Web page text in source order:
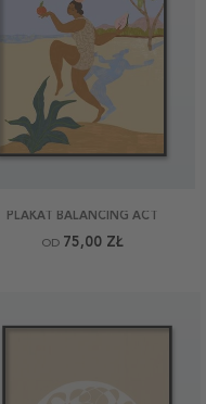
PLAKAT BALANCING ACT
OD 75,00 ZŁ